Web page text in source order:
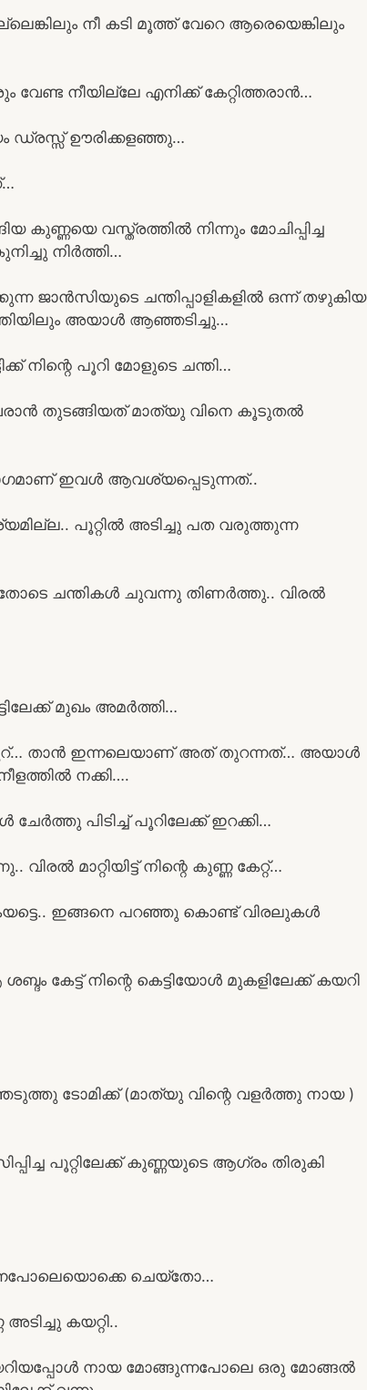
നീ കടി മൂത്ത് വേറെ ആരെയെങ്കിലും
വേണ്ട നീയില്ലേ എനിക്ക് കേറ്റിത്തരാൻ…
ഡ്രസ്സ് ഊരിക്കളഞ്ഞു…
കുണ്ണയെ വസ്ത്രത്തിൽ നിന്നും മോചിപ്പിച്ച
നിർത്തി…
ജാൻസിയുടെ ചന്തിപ്പാളികളിൽ ഒന്ന് തഴുകിയ
അയാൾ ആഞ്ഞടിച്ചു…
നിന്റെ പൂറി മോളുടെ ചന്തി…
തുടങ്ങിയത് മാത്യു വിനെ കൂടുതൽ
ഇവൾ ആവശ്യപ്പെടുന്നത്..
പൂറ്റിൽ അടിച്ചു പത വരുത്തുന്ന
ചന്തികൾ ചുവന്നു തിണർത്തു.. വിരൽ
മുഖം അമർത്തി…
താൻ ഇന്നലെയാണ് അത് തുറന്നത്… അയാൾ
നക്കി….
പിടിച്ച് പൂറിലേക്ക് ഇറക്കി…
മാറ്റിയിട്ട് നിന്റെ കുണ്ണ കേറ്റ്‌…
പുകയട്ടെ.. ഇങ്ങനെ പറഞ്ഞു കൊണ്ട് വിരലുകൾ
കേട്ട് നിന്റെ കെട്ടിയോൾ മുകളിലേക്ക് കയറി
ടോമിക്ക് (മാത്യു വിന്റെ വളർത്തു നായ )
പൂറ്റിലേക്ക് കുണ്ണയുടെ ആഗ്രം തിരുകി
ചെയ്തോ…
കയറ്റി..
നായ മോങ്ങുന്നപോലെ ഒരു മോങ്ങൽ